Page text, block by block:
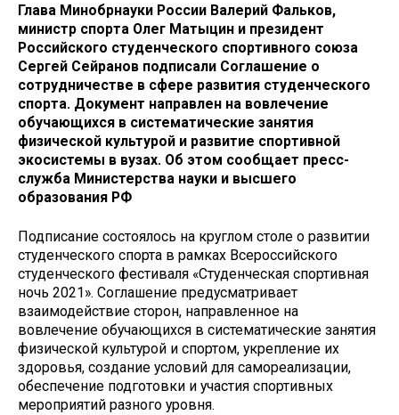
Глава Минобрнауки России Валерий Фальков,
министр спорта Олег Матыцин и президент
Российского студенческого спортивного союза
Сергей Сейранов подписали Соглашение о
сотрудничестве в сфере развития студенческого
спорта. Документ направлен на вовлечение
обучающихся в систематические занятия
физической культурой и развитие спортивной
экосистемы в вузах. Об этом сообщает пресс-
служба Министерства науки и высшего
образования РФ
Подписание состоялось на круглом столе о развитии
студенческого спорта в рамках Всероссийского
студенческого фестиваля «Студенческая спортивная
ночь 2021». Соглашение предусматривает
взаимодействие сторон, направленное на
вовлечение обучающихся в систематические занятия
физической культурой и спортом, укрепление их
здоровья, создание условий для самореализации,
обеспечение подготовки и участия спортивных
мероприятий разного уровня.